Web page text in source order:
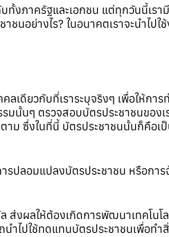
งภาครัฐและเอกชน แต่ทุกวันนี้เร
ย่างไร? ในอนาคตเราจะนำไปใช้
เดียวกับที่เราระบุจริงๆ เพื่อให้กา
นั้นๆ ตรวจสอบบัตรประชาชนของเ
าม ซึ่งในที่นี้ บัตรประชาชนนั้นก็คือ
ปลอมแปลงบัตรประชาชน หรือกา
งผลให้ต้องเกิดการพัฒนาเทคโนโ
ไปใช้ทดแทนบัตรประชาชนเพื่อทำ